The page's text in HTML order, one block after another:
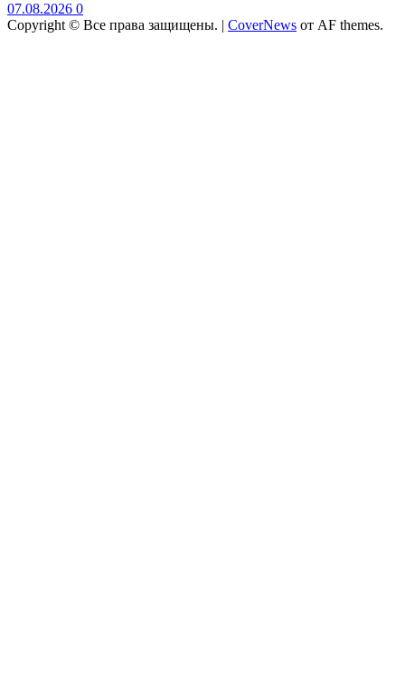
07.08.2026 0
Copyright © Все права защищены. | CoverNews от AF themes.